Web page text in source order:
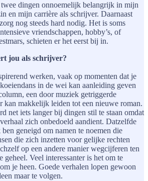
dingen onnoemelijk belangrijk in mijn
en mijn carrière als schrijver. Daarnaast
nog steeds hard nodig. Het is soms
vriendschappen, hobby’s, of
schieten er het eerst bij in.
jou als schrijver?
werken, vaak op momenten dat je
in de wei kan aanleiding geven
een door muziek getriggerde
kan makkelijk leiden tot een nieuwe roman.
net iets langer bij dingen stil te staan omdat
zich onbedoeld aandient. Datzelfde
geneigd om namen te noemen die
die zich inzetten voor gelijke rechten
op een andere manier wegcijferen ten
geheel. Veel interessanter is het om te
je heen. Goede verhalen lopen gewoon
maar te volgen.